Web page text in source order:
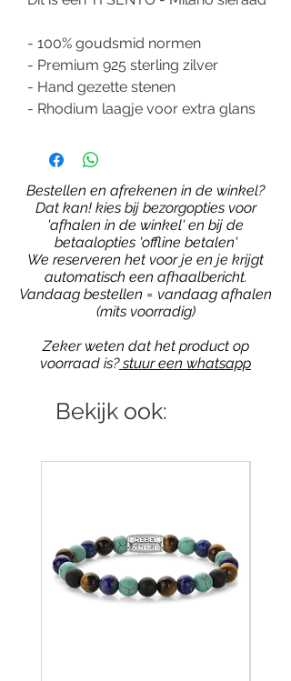
- 100% goudsmid normen
- Premium 925 sterling zilver
- Hand gezette stenen
- Rhodium laagje voor extra glans
Bestellen en afrekenen in de winkel?
Dat kan! kies bij bezorgopties voor
'afhalen in de winkel' en bij de
betaalopties 'offline betalen'
We reserveren het voor je en je krijgt
automatisch een afhaalbericht.
Vandaag bestellen = vandaag afhalen
(mits voorradig)
Zeker weten dat het product op
voorraad is?stuur een whatsapp
Bekijk ook: